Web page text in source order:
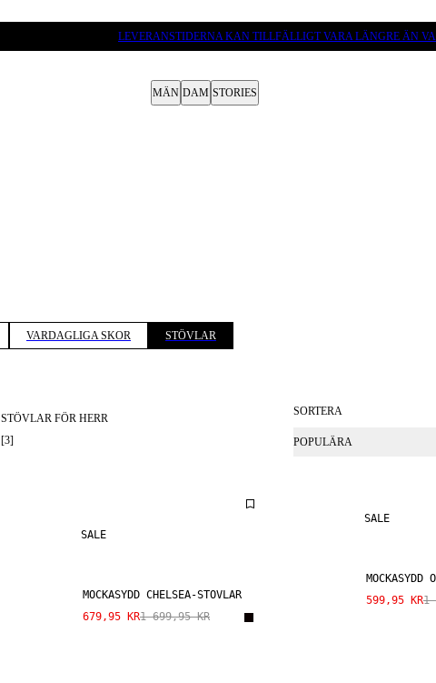
LEVERANSTIDERNA KAN TILLFÄLLIGT VARA LÄNGRE ÄN
MÄN DAM STORIES
VARDAGLIGA SKOR STÖVLAR
STÖVLAR FÖR HERR
[3]
SORTERA
POPULÄRA
SALE
MOCKASYDD CHELSEA-STÖVLAR
679,95 KR1 699,95 KR
SALE
MOCKASYDD
599,95 KR1